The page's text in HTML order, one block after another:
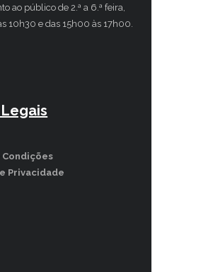
ao público de 2.ª a 6.ª feira,
10h30 e das 15h00 às 17h00.
Condições
Privacidade